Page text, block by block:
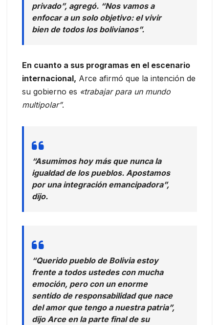
privado”, agregó. “Nos vamos a
enfocar a un solo objetivo: el vivir
bien de todos los bolivianos”.
En cuanto a sus programas en el escenario
internacional, Arce afirmó que la intención de
su gobierno es «trabajar para un mundo
multipolar”.
“Asumimos hoy más que nunca la
igualdad de los pueblos. Apostamos
por una integración emancipadora”,
dijo.
“Querido pueblo de Bolivia estoy
frente a todos ustedes con mucha
emoción, pero con un enorme
sentido de responsabilidad que nace
del amor que tengo a nuestra patria”,
dijo Arce en la parte final de su